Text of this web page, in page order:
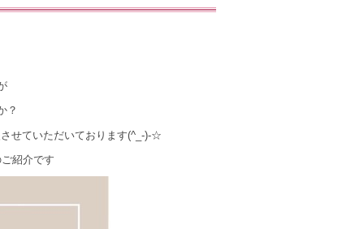
？
せていただいております(^_-)-☆
紹介です